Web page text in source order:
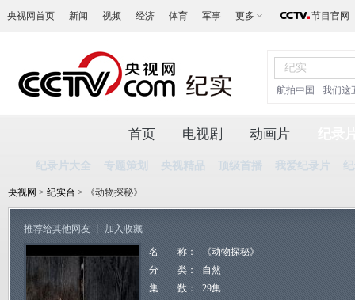
央视网首页 新闻 视频 经济 体育 军事 更多 节目官网
航拍中国 我们这
首页 电视剧 动画片
纪录片大全 专题策划 央视精品 顶级首播 我爱纪录片
央视网 > 纪实台 > 《动物探秘》
推荐给其他网友 加入收藏
名 称：
《动物探秘》
分 类：
自然
集 数：
29集